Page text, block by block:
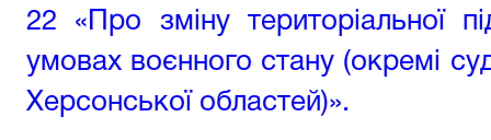
22 «Про зміну територіальної
умовах воєнного стану (окремі
Херсонської областей)».